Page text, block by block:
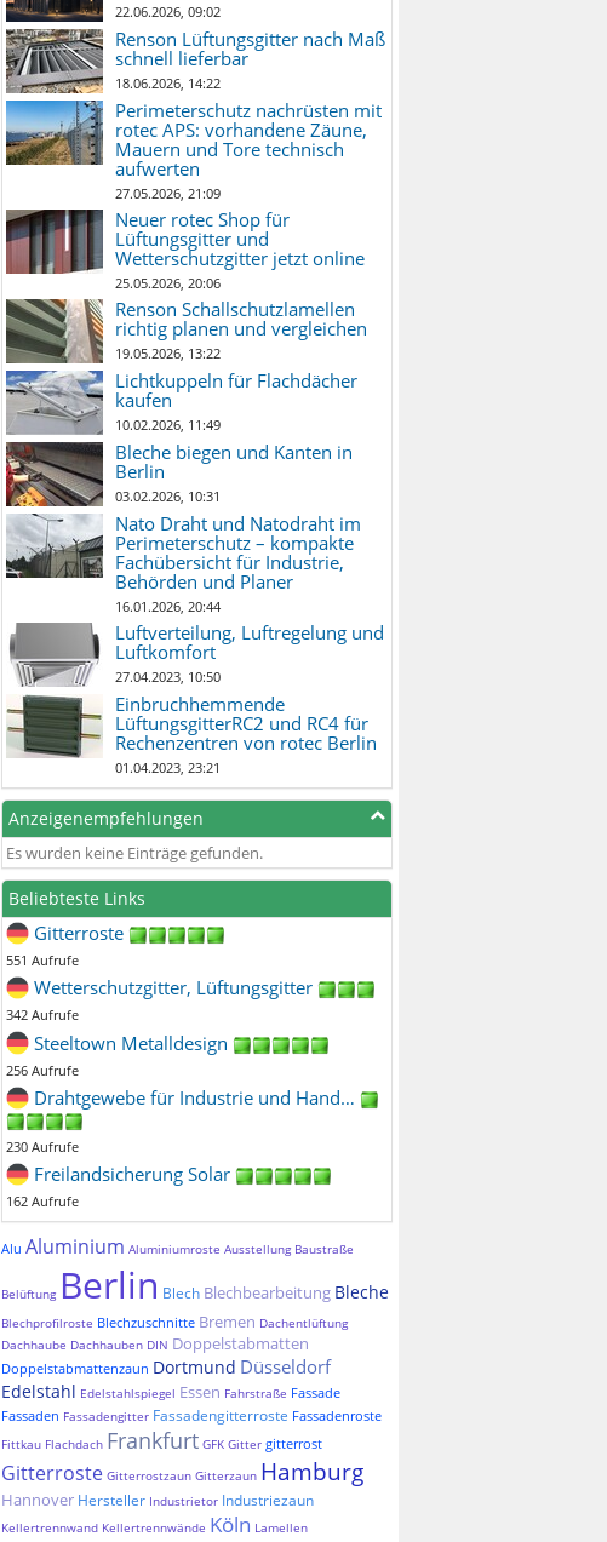
22.06.2026, 09:02
Renson Lüftungsgitter nach Maß
schnell lieferbar
18.06.2026, 14:22
Perimeterschutz nachrüsten mit
rotec APS: vorhandene Zäune,
Mauern und Tore technisch
aufwerten
27.05.2026, 21:09
Neuer rotec Shop für
Lüftungsgitter und
Wetterschutzgitter jetzt online
25.05.2026, 20:06
Renson Schallschutzlamellen
richtig planen und vergleichen
19.05.2026, 13:22
Lichtkuppeln für Flachdächer
kaufen
10.02.2026, 11:49
Bleche biegen und Kanten in
Berlin
03.02.2026, 10:31
Nato Draht und Natodraht im
Perimeterschutz – kompakte
Fachübersicht für Industrie,
Behörden und Planer
16.01.2026, 20:44
Luftverteilung, Luftregelung und
Luftkomfort
27.04.2023, 10:50
Einbruchhemmende
LüftungsgitterRC2 und RC4 für
Rechenzentren von rotec Berlin
01.04.2023, 23:21
Anzeigenempfehlungen
Es wurden keine Einträge gefunden.
Beliebteste Links
Gitterroste
551 Aufrufe
Wetterschutzgitter, Lüftungsgitter
342 Aufrufe
Steeltown Metalldesign
256 Aufrufe
Drahtgewebe für Industrie und Hand…
230 Aufrufe
Freilandsicherung Solar
162 Aufrufe
Alu Aluminium Aluminiumroste Ausstellung Baustraße
Belüftung Berlin Blech Blechbearbeitung Bleche
Blechprofilroste Blechzuschnitte Bremen Dachentlüftung
Dachhaube Dachhauben DIN Doppelstabmatten
Doppelstabmattenzaun Dortmund Düsseldorf
Edelstahl Edelstahlspiegel Essen Fahrstraße Fassade
Fassaden Fassadengitter Fassadengitterroste Fassadenroste
Fittkau Flachdach Frankfurt GFK Gitter gitterrost
Gitterroste Gitterrostzaun Gitterzaun Hamburg
Hannover Hersteller Industrietor Industriezaun
Kellertrennwand Kellertrennwände Köln Lamellen